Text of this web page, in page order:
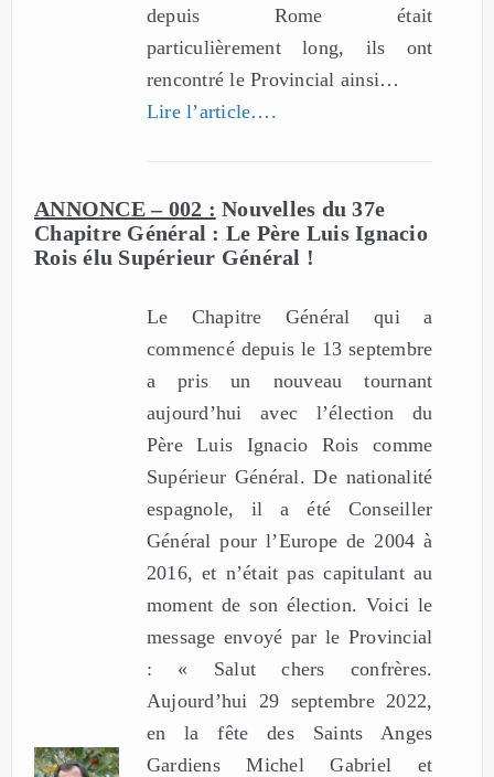
depuis Rome était
particulièrement long, ils ont
rencontré le Provincial ainsi…
Lire l’article….
ANNONCE – 002 : Nouvelles du 37e
Chapitre Général : Le Père Luis Ignacio
Rois élu Supérieur Général !
Le Chapitre Général qui a
commencé depuis le 13 septembre
a pris un nouveau tournant
aujourd’hui avec l’élection du
Père Luis Ignacio Rois comme
Supérieur Général. De nationalité
espagnole, il a été Conseiller
Général pour l’Europe de 2004 à
2016, et n’était pas capitulant au
moment de son élection. Voici le
message envoyé par le Provincial
: « Salut chers confrères.
Aujourd’hui 29 septembre 2022,
en la fête des Saints Anges
Gardiens Michel Gabriel et